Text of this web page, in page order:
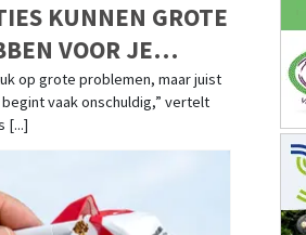
KUNNEN GROTE
VOOR JE
op grote problemen, maar juist
vaak onschuldig,” vertelt
[...]